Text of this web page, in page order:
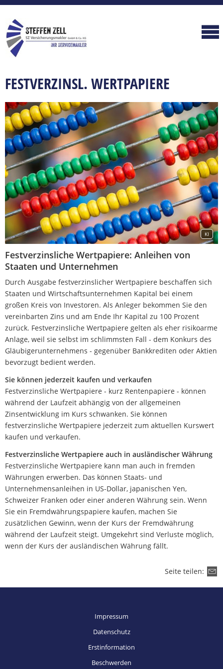
FESTVERZINSL. WERTPAPIERE
KI
Festverzinsliche Wertpapiere: Anleihen von
Staaten und Unternehmen
Durch Ausgabe festverzinslicher Wertpapiere beschaffen sich
Staaten und Wirtschaftsunternehmen Kapital bei einem
großen Kreis von Investoren. Als Anleger bekommen Sie den
vereinbarten Zins und am Ende Ihr Kapital zu 100 Prozent
zurück. Festverzinsliche Wertpapiere gelten als eher risikoarme
Anlage, weil sie selbst im schlimmsten Fall - dem Konkurs des
Gläubigerunternehmens - gegenüber Bankkrediten oder Aktien
bevorzugt bedient werden.
Sie können jederzeit kaufen und verkaufen
Festverzinsliche Wertpapiere - kurz Rentenpapiere - können
während der Laufzeit abhängig von der allgemeinen
Zinsentwicklung im Kurs schwanken. Sie können
festverzinsliche Wertpapiere jederzeit zum aktuellen Kurswert
kaufen und verkaufen.
Festverzinsliche Wertpapiere auch in ausländischer Währung
Festverzinsliche Wertpapiere kann man auch in fremden
Währungen erwerben. Das können Staats- und
Unternehmensanleihen in US-Dollar, japanischen Yen,
Schweizer Franken oder einer anderen Währung sein. Wenn
Sie ein Fremdwährungspapiere kaufen, machen Sie
zusätzlichen Gewinn, wenn der Kurs der Fremdwährung
während der Laufzeit steigt. Umgekehrt sind Verluste möglich,
wenn der Kurs der ausländischen Währung fällt.
Seite teilen:
Impressum
Datenschutz
Erstinformation
Beschwerden